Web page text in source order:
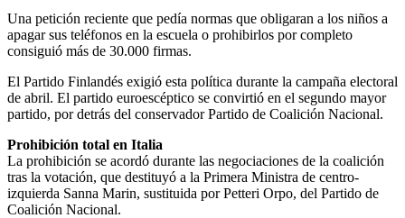
Una petición reciente que pedía normas que obligaran a los niños a
apagar sus teléfonos en la escuela o prohibirlos por completo
consiguió más de 30.000 firmas.
El Partido Finlandés exigió esta política durante la campaña electoral
de abril. El partido euroescéptico se convirtió en el segundo mayor
partido, por detrás del conservador Partido de Coalición Nacional.
Prohibición total en Italia
La prohibición se acordó durante las negociaciones de la coalición
tras la votación, que destituyó a la Primera Ministra de centro-
izquierda Sanna Marin, sustituida por Petteri Orpo, del Partido de
Coalición Nacional.